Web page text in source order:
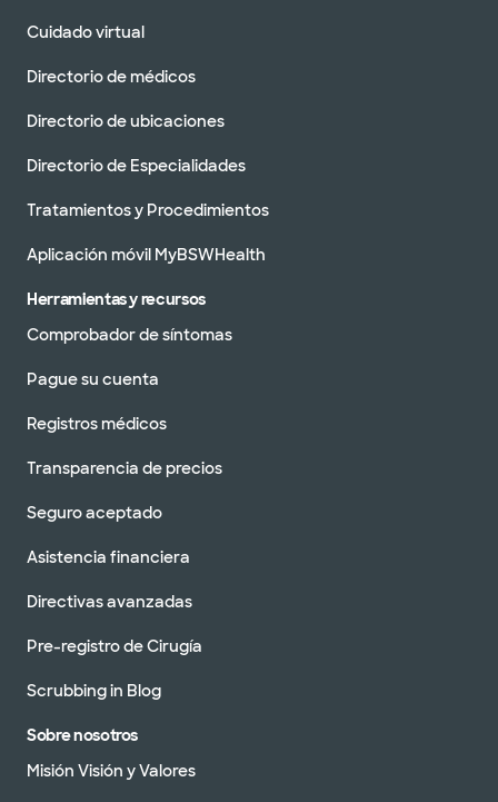
Cuidado virtual
Directorio de médicos
Directorio de ubicaciones
Directorio de Especialidades
Tratamientos y Procedimientos
Aplicación móvil MyBSWHealth
Herramientas y recursos
Comprobador de síntomas
Pague su cuenta
Registros médicos
Transparencia de precios
Seguro aceptado
Asistencia financiera
Directivas avanzadas
Pre-registro de Cirugía
Scrubbing in Blog
Sobre nosotros
Misión Visión y Valores